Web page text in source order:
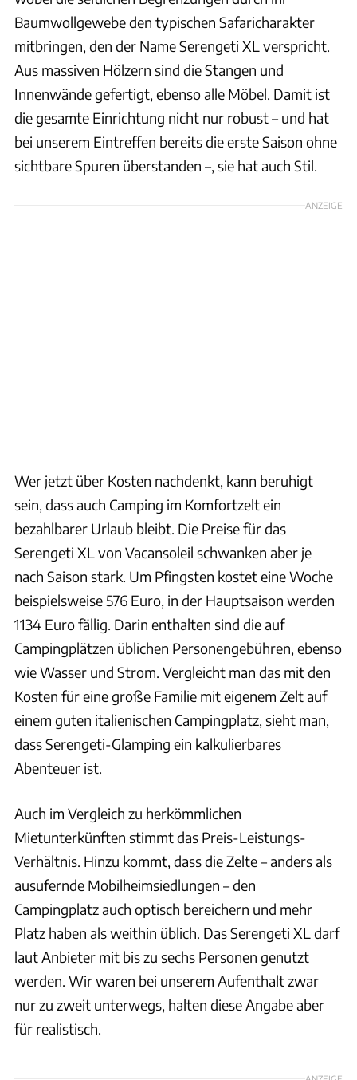
Baumwollgewebe den typischen Safaricharakter
mitbringen, den der Name Serengeti XL verspricht.
Aus massiven Hölzern sind die Stangen und
Innenwände gefertigt, ebenso alle Möbel. Damit ist
die gesamte Einrichtung nicht nur robust – und hat
bei unserem Eintreffen bereits die erste Saison ohne
sichtbare Spuren überstanden –, sie hat auch Stil.
ANZEIGE
Wer jetzt über Kosten nachdenkt, kann beruhigt
sein, dass auch Camping im Komfortzelt ein
bezahlbarer Urlaub bleibt. Die Preise für das
Serengeti XL von Vacansoleil schwanken aber je
nach Saison stark. Um Pfingsten kostet eine Woche
beispielsweise 576 Euro, in der Hauptsaison werden
1134 Euro fällig. Darin enthalten sind die auf
Campingplätzen üblichen Personengebühren, ebenso
wie Wasser und Strom. Vergleicht man das mit den
Kosten für eine große Familie mit eigenem Zelt auf
einem guten italienischen Campingplatz, sieht man,
dass Serengeti-Glamping ein kalkulierbares
Abenteuer ist.
Auch im Vergleich zu herkömmlichen
Mietunterkünften stimmt das Preis-Leistungs-
Verhältnis. Hinzu kommt, dass die Zelte – anders als
ausufernde Mobilheimsiedlungen – den
Campingplatz auch optisch bereichern und mehr
Platz haben als weithin üblich. Das Serengeti XL darf
laut Anbieter mit bis zu sechs Personen genutzt
werden. Wir waren bei unserem Aufenthalt zwar
nur zu zweit unterwegs, halten diese Angabe aber
für realistisch.